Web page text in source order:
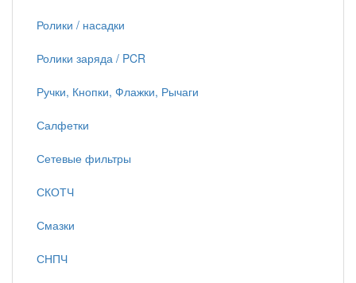
Ролики / насадки
Ролики заряда / PCR
Ручки, Кнопки, Флажки, Рычаги
Салфетки
Сетевые фильтры
СКОТЧ
Смазки
СНПЧ